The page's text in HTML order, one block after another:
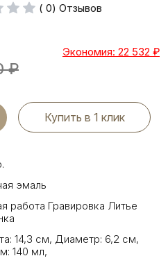
( 0) Отзывов
₽
Экономия: 22 532 ₽
Купить в 1 клик
эмаль
работа Гравировка Литье
14,3 см, Диаметр: 6,2 см,
140 мл,